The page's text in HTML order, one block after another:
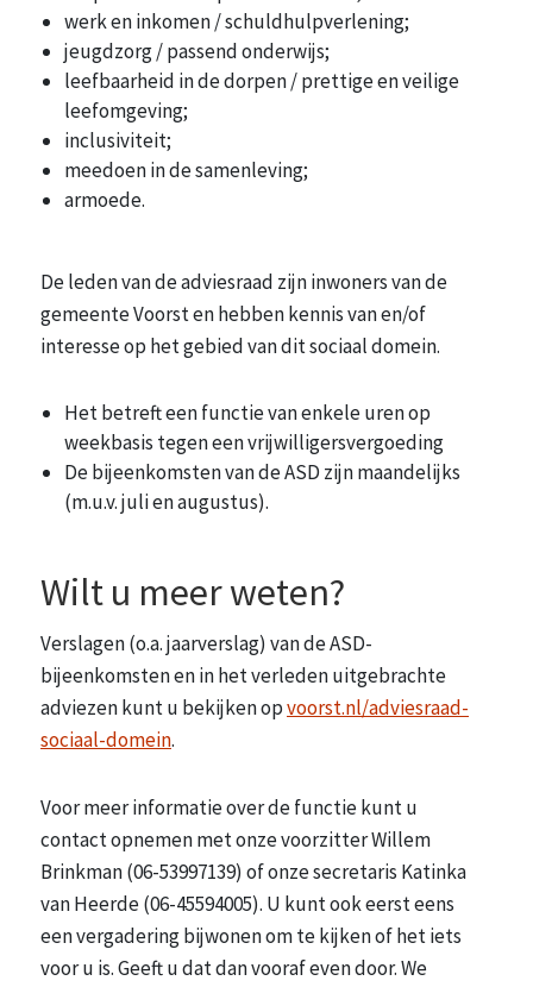
werk en inkomen / schuldhulpverlening;
jeugdzorg / passend onderwijs;
leefbaarheid in de dorpen / prettige en veilige
leefomgeving;
inclusiviteit;
meedoen in de samenleving;
armoede.
De leden van de adviesraad zijn inwoners van de
gemeente Voorst en hebben kennis van en/of
interesse op het gebied van dit sociaal domein.
Het betreft een functie van enkele uren op
weekbasis tegen een vrijwilligersvergoeding
De bijeenkomsten van de ASD zijn maandelijks
(m.u.v. juli en augustus).
Wilt u meer weten?
Verslagen (o.a. jaarverslag) van de ASD-
bijeenkomsten en in het verleden uitgebrachte
adviezen kunt u bekijken opvoorst.nl/adviesraad-
sociaal-domein.
Voor meer informatie over de functie kunt u
contact opnemen met onze voorzitter Willem
Brinkman (06-53997139) of onze secretaris Katinka
van Heerde (06-45594005). U kunt ook eerst eens
een vergadering bijwonen om te kijken of het iets
voor u is. Geeft u dat dan vooraf even door. We